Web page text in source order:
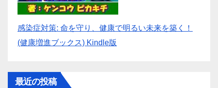
感染症対策: 命を守り、健康で明るい未来を築く！
(健康増進ブックス) Kindle版
最近の投稿